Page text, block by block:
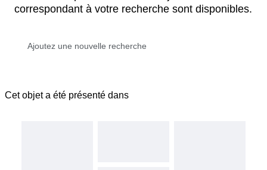
correspondant à votre recherche sont disponibles.
Cet objet a été présenté dans